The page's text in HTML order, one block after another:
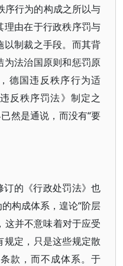
序行为的构成之所以与
由在于行政秩序罚与
制裁之手段。而其背
为法治国原则和惩罚原
德国违反秩序行为适
反秩序罚法》制定之
然是通说，而没有“要
的《行政处罚法》也
构成体系，遑论“阶层
这并不意味着对于应受
定，只是这些规定散
款，而不成体系。于